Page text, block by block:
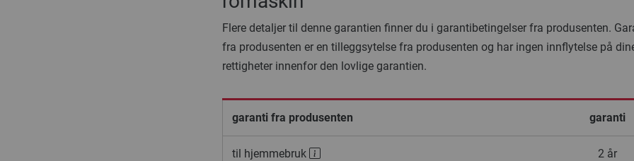
Flere detaljer til denne garantien finner du i garantibetingelser fra produsenten.
fra produsenten er en tilleggsytelse fra produsenten og har ingen innflytelse på
rettigheter innenfor den lovlige garantien.
garanti fra produsenten garanti
til hjemmebruk 2 år